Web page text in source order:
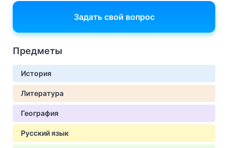
Задать свой вопрос
Предметы
История
Литература
География
Русский язык